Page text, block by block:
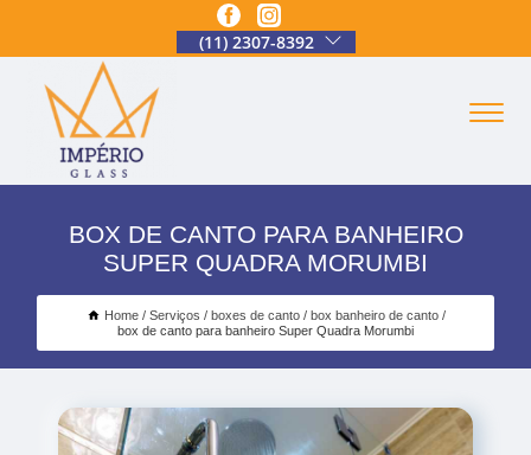
(11) 2307-8392
BOX DE CANTO PARA BANHEIRO
SUPER QUADRA MORUMBI
Home Serviços boxes de canto
box banheiro de canto
box de canto para banheiro Super Quadra Morumbi